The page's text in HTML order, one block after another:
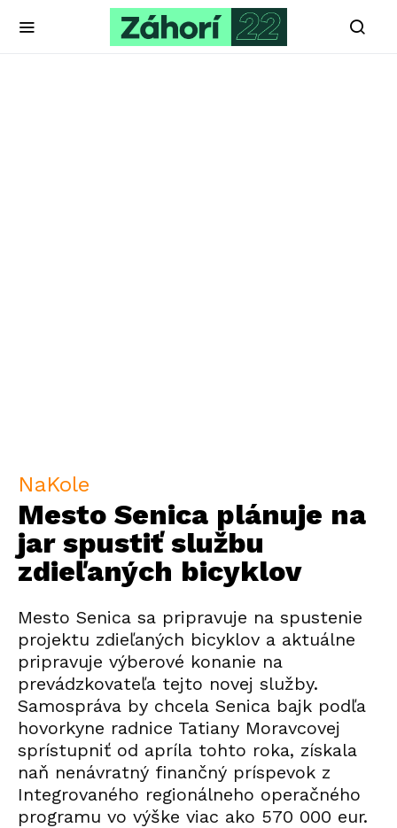
NaKole
Mesto Senica plánuje na
jar spustiť službu
zdieľaných bicyklov
Mesto Senica sa pripravuje na spustenie
projektu zdieľaných bicyklov a aktuálne
pripravuje výberové konanie na
prevádzkovateľa tejto novej služby.
Samospráva by chcela Senica bajk podľa
hovorkyne radnice Tatiany Moravcovej
sprístupniť od apríla tohto roka, získala
naň nenávratný finančný príspevok z
Integrovaného regionálneho operačného
programu vo výške viac ako 570 000 eur.